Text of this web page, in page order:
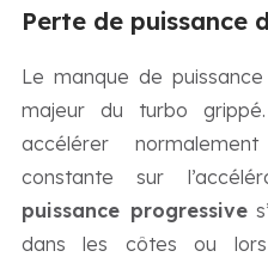
Perte de puissance
Le manque de
majeur du turbo
accélérer
constante sur
puissance progressive
dans les côtes ou